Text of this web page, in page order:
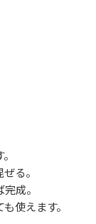
る。
成。
使えます。